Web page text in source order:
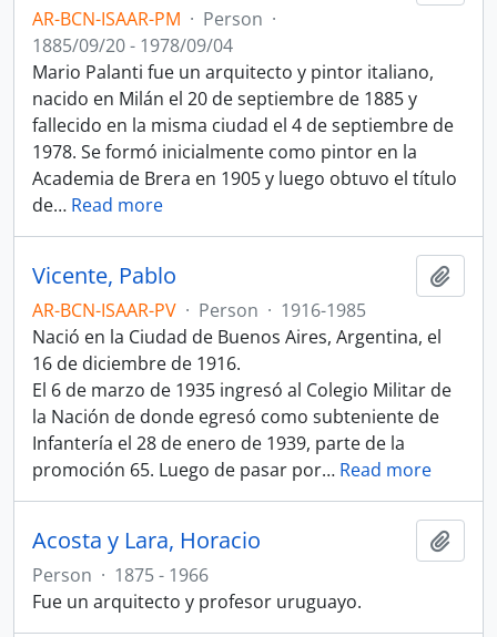
AR-BCN-ISAAR-PM · Person ·
1885/09/20 - 1978/09/04
Mario Palanti fue un arquitecto y pintor italiano,
nacido en Milán el 20 de septiembre de 1885 y
fallecido en la misma ciudad el 4 de septiembre de
1978. Se formó inicialmente como pintor en la
Academia de Brera en 1905 y luego obtuvo el título
de… Read more
Vicente, Pablo
AR-BCN-ISAAR-PV · Person · 1916-1985
Nació en la Ciudad de Buenos Aires, Argentina, el
16 de diciembre de 1916.
El 6 de marzo de 1935 ingresó al Colegio Militar de
la Nación de donde egresó como subteniente de
Infantería el 28 de enero de 1939, parte de la
promoción 65. Luego de pasar por… Read more
Acosta y Lara, Horacio
Person · 1875 - 1966
Fue un arquitecto y profesor uruguayo.